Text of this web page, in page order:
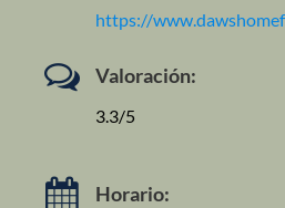
https://
Valoración:
3.3/5
Horario: